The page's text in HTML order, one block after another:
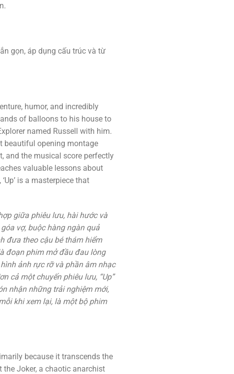
gọn, áp dụng cấu trúc và từ
humor, and incredibly
of balloons to his house to
named Russell with him.
beautiful opening montage
and the musical score perfectly
valuable lessons about
is a masterpiece that
giữa phiêu lưu, hài hước và
vợ, buộc hàng ngàn quả
đưa theo cậu bé thám hiểm
đoạn phim mở đầu đau lòng
ảnh rực rỡ và phần âm nhạc
cả một chuyến phiêu lưu, “Up”
nhận những trải nghiệm mới,
khi xem lại, là một bộ phim
because it transcends the
Joker, a chaotic anarchist